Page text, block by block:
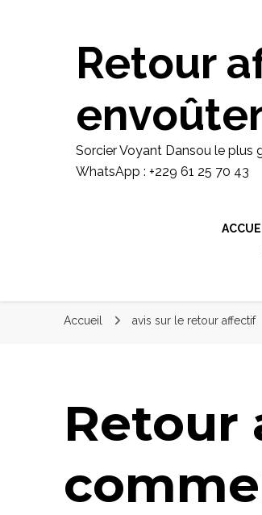
domaine de
retour d'affection
Retour
Sorcier Voyant Dansou le
WhatsApp : +229 61 25 70 43
Accueil avis sur le retour affectif
Retour